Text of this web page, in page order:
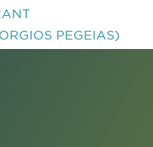
PEGEIAS)